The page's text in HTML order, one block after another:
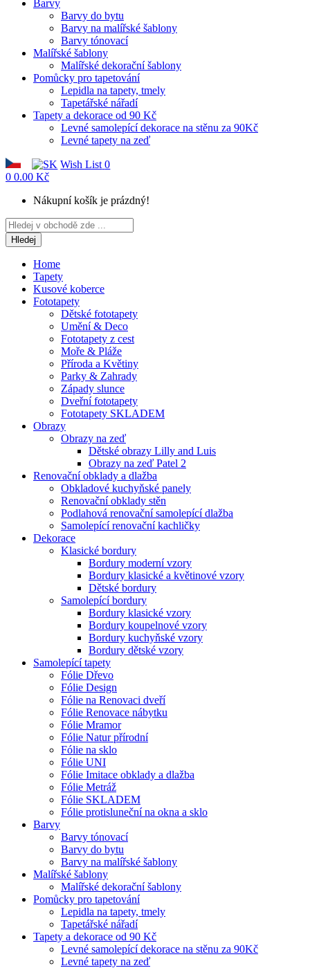
Barvy
Barvy do bytu
Barvy na malířské šablony
Barvy tónovací
Malířské šablony
Malířské dekorační šablony
Pomůcky pro tapetování
Lepidla na tapety, tmely
Tapetářské nářadí
Tapety a dekorace od 90 Kč
Levné samolepící dekorace na stěnu za 90Kč
Levné tapety na zeď
Wish List 0
0 0.00 Kč
Nákupní košík je prázdný!
Hledej
Home
Tapety
Kusové koberce
Fototapety
Dětské fototapety
Umění & Deco
Fototapety z cest
Moře & Pláže
Příroda a Květiny
Parky & Zahrady
Západy slunce
Dveřní fototapety
Fototapety SKLADEM
Obrazy
Obrazy na zeď
Dětské obrazy Lilly and Luis
Obrazy na zeď Patel 2
Renovační obklady a dlažba
Obkladové kuchyňské panely
Renovační obklady stěn
Podlahová renovační samolepící dlažba
Samolepící renovační kachličky
Dekorace
Klasické bordury
Bordury moderní vzory
Bordury klasické a květinové vzory
Dětské bordury
Samolepící bordury
Bordury klasické vzory
Bordury koupelnové vzory
Bordury kuchyňské vzory
Bordury dětské vzory
Samolepící tapety
Fólie Dřevo
Fólie Design
Fólie na Renovaci dveří
Fólie Renovace nábytku
Fólie Mramor
Fólie Natur přírodní
Fólie na sklo
Fólie UNI
Fólie Imitace obklady a dlažba
Fólie Metráž
Fólie SKLADEM
Fólie protisluneční na okna a sklo
Barvy
Barvy tónovací
Barvy do bytu
Barvy na malířské šablony
Malířské šablony
Malířské dekorační šablony
Pomůcky pro tapetování
Lepidla na tapety, tmely
Tapetářské nářadí
Tapety a dekorace od 90 Kč
Levné samolepící dekorace na stěnu za 90Kč
Levné tapety na zeď